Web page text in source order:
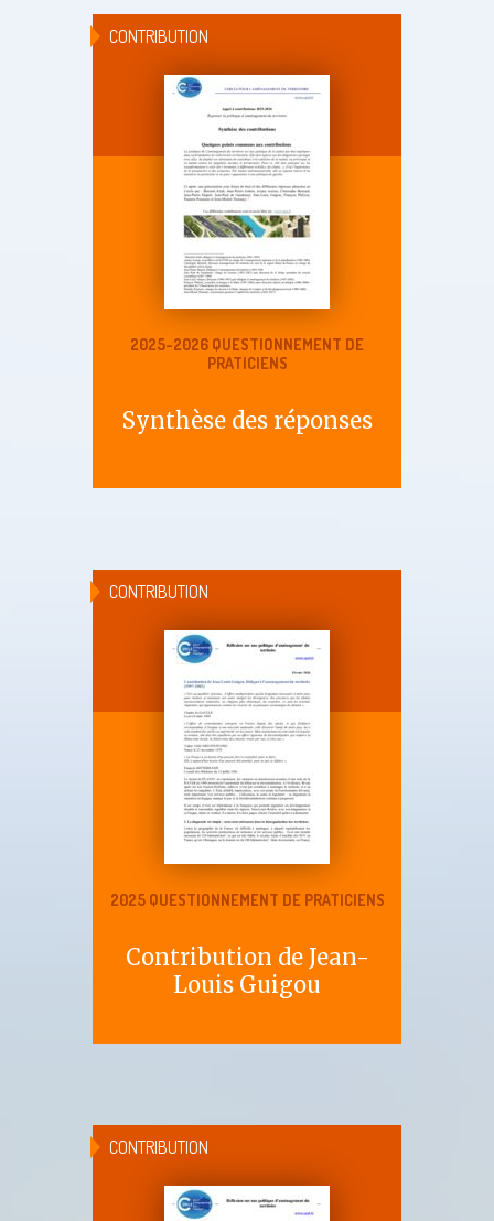
CONTRIBUTION
2025-2026 QUESTIONNEMENT DE
PRATICIENS
Synthèse des réponses
CONTRIBUTION
2025 QUESTIONNEMENT DE PRATICIENS
Contribution de Jean-
Louis Guigou
CONTRIBUTION